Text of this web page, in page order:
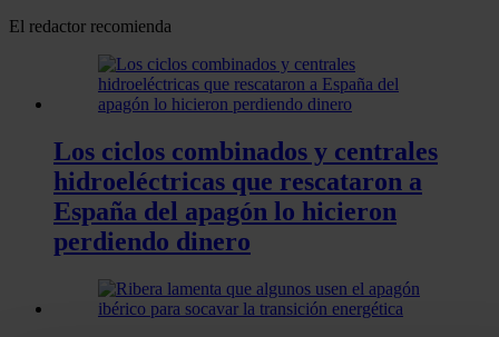
El redactor recomienda
Los ciclos combinados y centrales
hidroeléctricas que rescataron a
España del apagón lo hicieron
perdiendo dinero